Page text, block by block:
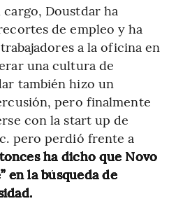
cargo, Doustdar ha
de empleo y ha
a la oficina en
una cultura de
también hizo un
pero finalmente
con la start up de
pero perdió frente a
ha dicho que Novo
en la búsqueda de